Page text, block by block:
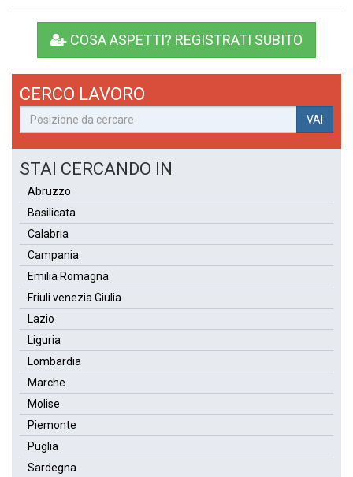
COSA ASPETTI? REGISTRATI SUBITO
CERCO LAVORO
VAI
STAI CERCANDO IN
Abruzzo
Basilicata
Calabria
Campania
Emilia Romagna
Friuli venezia Giulia
Lazio
Liguria
Lombardia
Marche
Molise
Piemonte
Puglia
Sardegna